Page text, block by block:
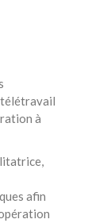
à
afin